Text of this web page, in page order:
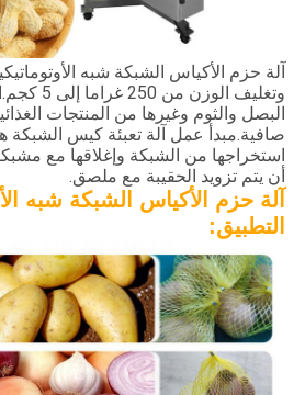
آلة حزم الأكياس الشبكة شبه
وتغليف
البصل والثوم وغيرها من المنتجات
صافية.مبدأ عمل آلة تعبئة كيس الشبكة
استخراجها من الشبكة وإغلاقها مع
أن يتم تزويد الحقيبة مع ملصق.
آلة حزم الأكياس الشبكة شبه
التطبيق: